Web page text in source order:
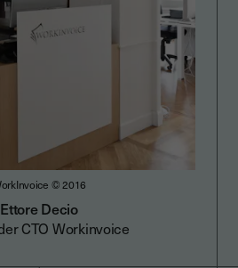
© 2016
Ettore Decio
CTO Workinvoice